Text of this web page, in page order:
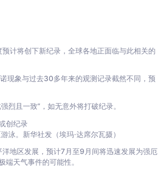
计将创下新纪录，全球各地正面临与此相关的
现象与过去30多年来的观测记录截然不同，预
烈且一致”，如无意外将打破纪录。
泳。新华社发（埃玛·达席尔瓦摄）
地区发展，预计7月至9月间将迅速发展为强厄
天气事件的可能性。